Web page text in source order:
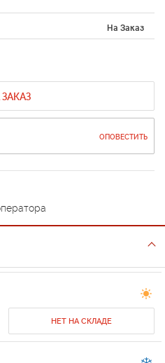
На Заказ
ЗАКАЗ
ОПОВЕСТИТЬ
НЕТ НА СКЛАДЕ